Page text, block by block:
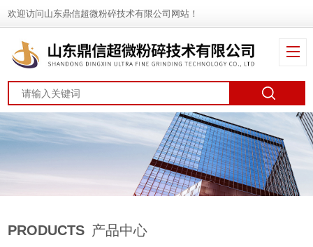
欢迎访问山东鼎信超微粉碎技术有限公司网站！
PRODUCTS 产品中心